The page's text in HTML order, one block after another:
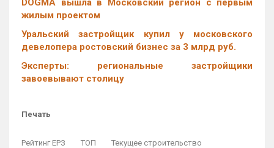
DOGMA вышла в Московский регион с первым
жилым проектом
Уральский застройщик купил у московского
девелопера ростовский бизнес за 3 млрд руб.
Эксперты: региональные застройщики
завоевывают столицу
Печать
Рейтинг ЕРЗ ТОП
Текущее строительство